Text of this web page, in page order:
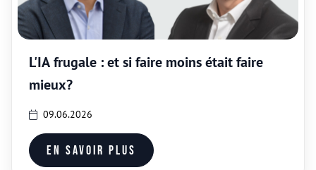
L'IA frugale : et si faire moins était faire
mieux?
09.06.2026
En savoir plus